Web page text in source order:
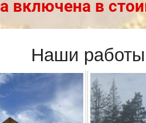
включена в
Наши работы